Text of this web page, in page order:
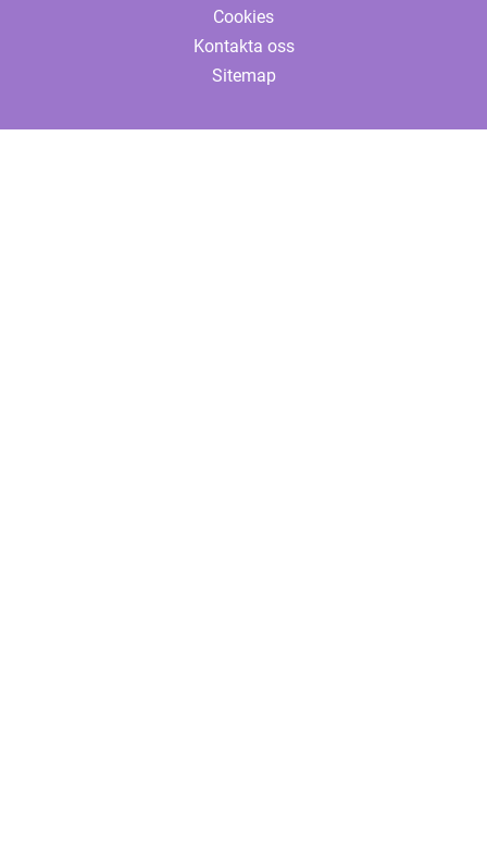
Cookies
Kontakta oss
Sitemap